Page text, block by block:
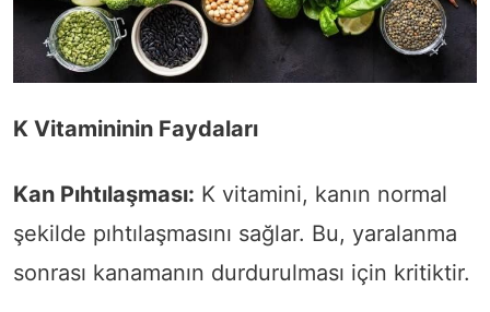
K Vitamininin Faydaları
Kan Pıhtılaşması: K vitamini, kanın normal
şekilde pıhtılaşmasını sağlar. Bu, yaralanma
sonrası kanamanın durdurulması için kritiktir.